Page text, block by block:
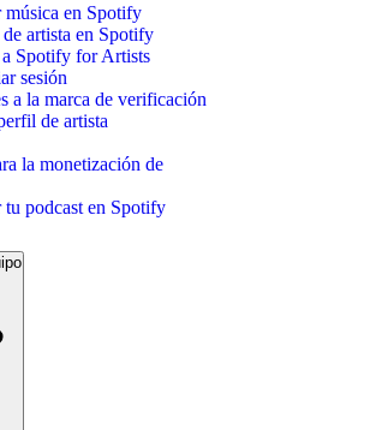
en Spotify
artista en Spotify
Spotify for Artists
sesión
a la marca de verificación
de artista
la monetización de
podcast en Spotify